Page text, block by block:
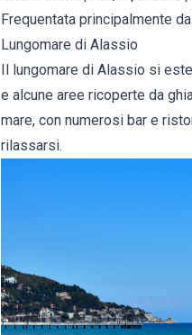
Frequentata principalmente
Lungomare di Alassio
Il lungomare di Alassio si
e alcune aree ricoperte da
mare, con numerosi bar e
rilassarsi.